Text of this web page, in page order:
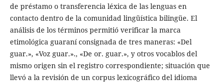
de préstamo o transferencia léxica de las lenguas en
contacto dentro de la comunidad lingüística bilingüe. El
análisis de los términos permitió verificar la marca
etimológica guaraní consignada de tres maneras: «Del
guar.», «Voz guar.»., «De or. guar.», y otros vocablos del
mismo origen sin el registro correspondiente; situación que
llevó a la revisión de un corpus lexicográfico del idioma